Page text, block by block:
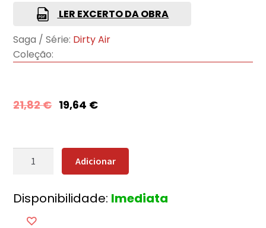
LER EXCERTO DA OBRA
Saga / Série: Dirty Air
Coleção:
21,82€ 19,64 €
Quantidade
-
Destruição
Adicionar
Disponibilidade: Imediata